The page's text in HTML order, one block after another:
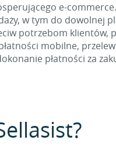
e-
w tym do dowolnej
potrzebom klientów,
mobilne,
płatności za